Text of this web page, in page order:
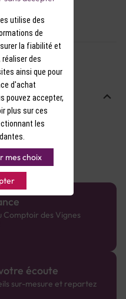
sur les agrumes à
d'une belle finale
Comptoir des Vignes
écoute
sur-mesure et repartez
utilise des
de
la fiabilité et
réaliser des
ainsi que pour
d'achat
pouvez accepter,
plus sur ces
les
mes choix